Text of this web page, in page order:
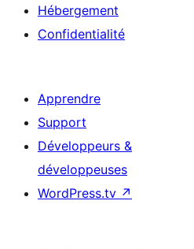
Hébergement
Confidentialité
Apprendre
Support
Développeurs &
développeuses
WordPress.tv ↗